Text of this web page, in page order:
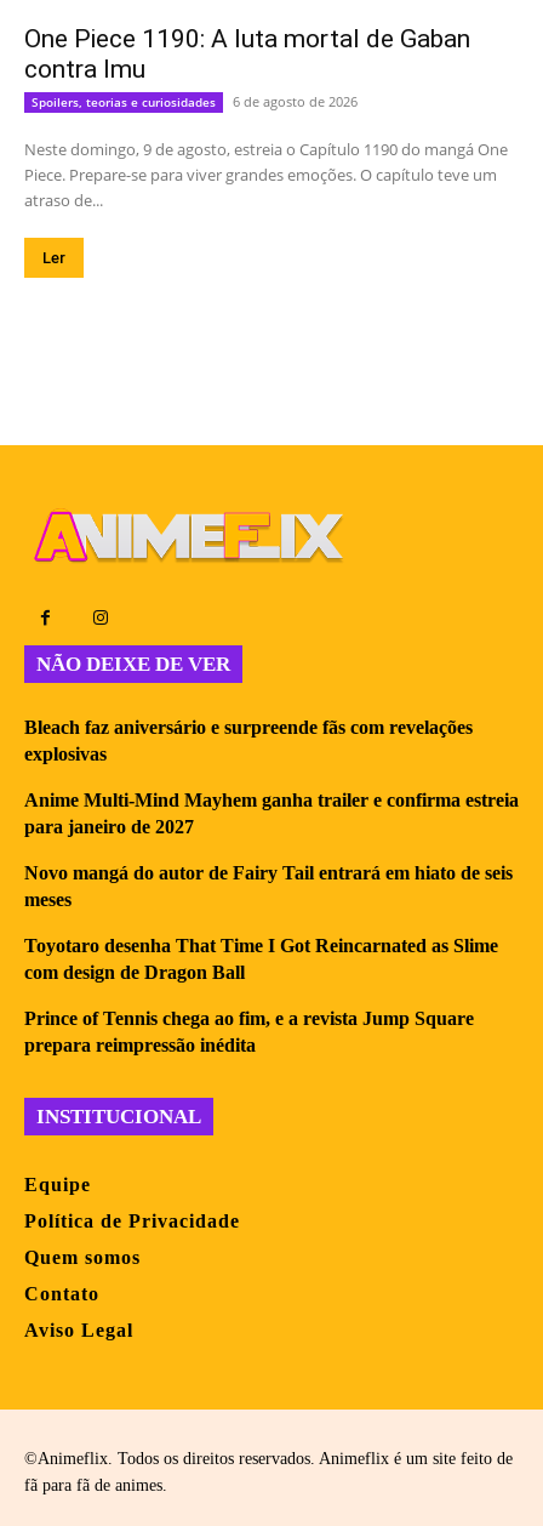
One Piece 1190: A luta mortal de Gaban
contra Imu
Spoilers, teorias e curiosidades 6 de agosto de 2026
Neste domingo, 9 de agosto, estreia o Capítulo 1190 do mangá One
Piece. Prepare-se para viver grandes emoções. O capítulo teve um
atraso de...
Ler
NÃO DEIXE DE VER
Bleach faz aniversário e surpreende fãs com revelações
explosivas
Anime Multi-Mind Mayhem ganha trailer e confirma estreia
para janeiro de 2027
Novo mangá do autor de Fairy Tail entrará em hiato de seis
meses
Toyotaro desenha That Time I Got Reincarnated as Slime
com design de Dragon Ball
Prince of Tennis chega ao fim, e a revista Jump Square
prepara reimpressão inédita
INSTITUCIONAL
Equipe
Política de Privacidade
Quem somos
Contato
Aviso Legal
©Animeflix. Todos os direitos reservados. Animeflix é um site feito de
fã para fã de animes.